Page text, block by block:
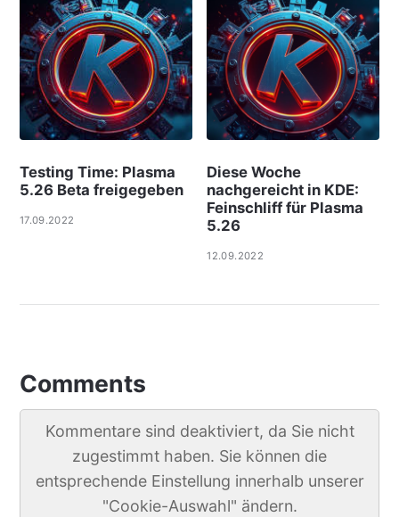
Testing Time: Plasma
5.26 Beta freigegeben
17.09.2022
Diese Woche
nachgereicht in KDE:
Feinschliff für Plasma
5.26
12.09.2022
Comments
Kommentare sind deaktiviert, da Sie nicht
zugestimmt haben. Sie können die
entsprechende Einstellung innerhalb unserer
"Cookie-Auswahl" ändern.